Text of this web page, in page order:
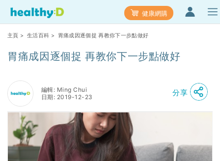
健康網購
主頁 > 生活百科 > 胃痛成因逐個捉 再教你下一步點做好
胃痛成因逐個捉 再教你下一步點做好
編輯: Ming Chui
日期: 2019-12-23
分享